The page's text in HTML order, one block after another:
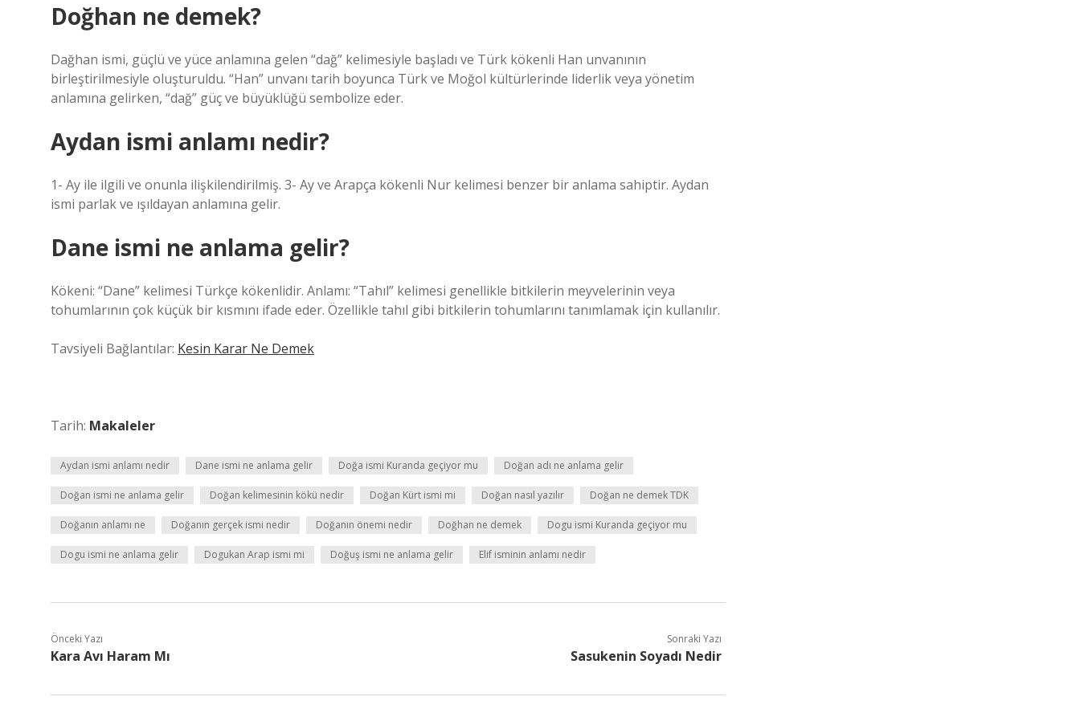
Doğhan ne demek?
Dağhan ismi, güçlü ve yüce anlamına gelen “dağ” kelimesiyle başladı ve Türk kökenli Han unvanının
birleştirilmesiyle oluşturuldu. “Han” unvanı tarih boyunca Türk ve Moğol kültürlerinde liderlik veya yönetim
anlamına gelirken, “dağ” güç ve büyüklüğü sembolize eder.
Aydan ismi anlamı nedir?
1- Ay ile ilgili ve onunla ilişkilendirilmiş. 3- Ay ve Arapça kökenli Nur kelimesi benzer bir anlama sahiptir. Aydan
ismi parlak ve ışıldayan anlamına gelir.
Dane ismi ne anlama gelir?
Kökeni: “Dane” kelimesi Türkçe kökenlidir. Anlamı: “Tahıl” kelimesi genellikle bitkilerin meyvelerinin veya
tohumlarının çok küçük bir kısmını ifade eder. Özellikle tahıl gibi bitkilerin tohumlarını tanımlamak için kullanılır.
Tavsiyeli Bağlantılar: Kesin Karar Ne Demek
Tarih: Makaleler
Aydan ismi anlamı nedir Dane ismi ne anlama gelir Doğa ismi Kuranda geçiyor mu Doğan adı ne anlama gelir
Doğan ismi ne anlama gelir Doğan kelimesinin kökü nedir Doğan Kürt ismi mi Doğan nasıl yazılır Doğan ne demek TDK
Doğanın anlamı ne Doğanın gerçek ismi nedir Doğanın önemi nedir Doğhan ne demek Dogu ismi Kuranda geçiyor mu
Dogu ismi ne anlama gelir Dogukan Arap ismi mi Doğuş ismi ne anlama gelir Elif isminin anlamı nedir
Önceki Yazı
Kara Avı Haram Mı
Sonraki Yazı
Sasukenin Soyadı Nedir